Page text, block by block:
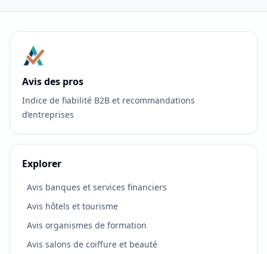
Avis des pros
Indice de fiabilité B2B et recommandations
d’entreprises
Explorer
Avis banques et services financiers
Avis hôtels et tourisme
Avis organismes de formation
Avis salons de coiffure et beauté